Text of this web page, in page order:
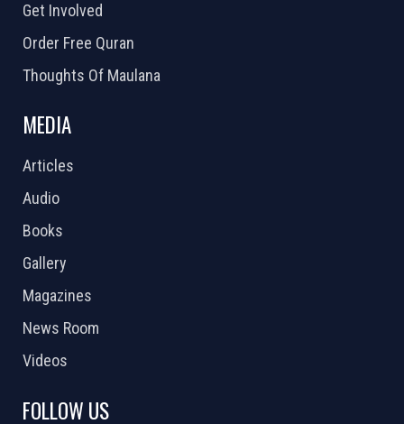
Get Involved
Order Free Quran
Thoughts Of Maulana
MEDIA
Articles
Audio
Books
Gallery
Magazines
News Room
Videos
FOLLOW US